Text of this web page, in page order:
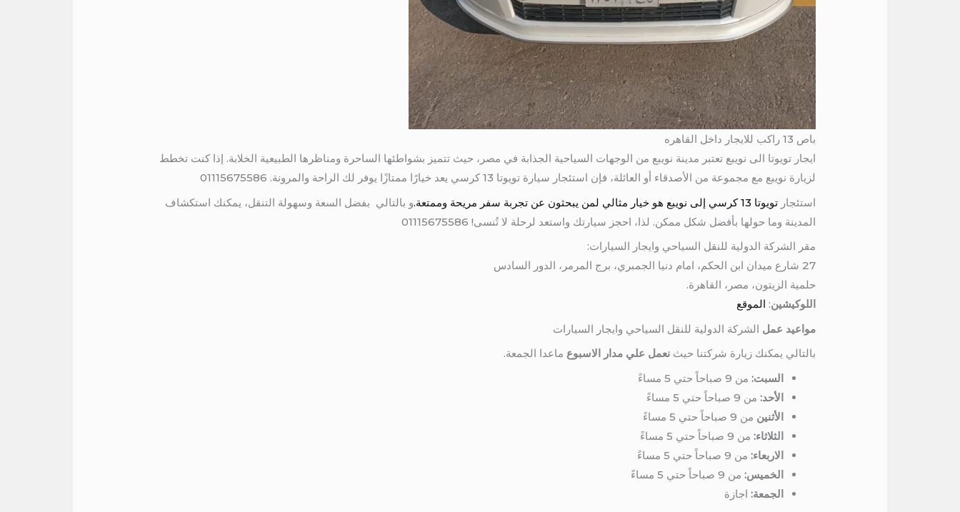
باص 13 راكب للايجار داخل القاهره
ايجار تويوتا الى نويبع تعتبر مدينة نويبع من الوجهات السياحية الجذابة في مصر، حيث تتميز بشواطئها الساحرة ومناظرها الطبيعية الخلابة. إذا كنت تخطط
لزيارة نويبع مع مجموعة من الأصدقاء أو العائلة، فإن استئجار سيارة تويوتا 13 كرسي يعد خيارًا ممتازًا يوفر لك الراحة والمرونة. 01115675586
استئجار تويوتا 13 كرسي إلى نويبع هو خيار مثالي لمن يبحثون عن تجربة سفر مريحة وممتعة.
و بالتالي بفضل السعة وسهولة التنقل، يمكنك استكشاف
المدينة وما حولها بأفضل شكل ممكن. لذا، احجز سيارتك واستعد لرحلة لا تُنسى! 01115675586
مقر الشركة الدولية للنقل السياحي وايجار السيارات:
27 شارع ميدان ابن الحكم، امام دنيا الجمبري، برج المرمر، الدور السادس
حلمية الزيتون، مصر، القاهرة.
اللوكيشين: الموقع
مواعيد عمل الشركة الدولية للنقل السياحي وايجار السيارات
بالتالي يمكنك زيارة شركتنا حيثنعمل علي مدار الاسبوع ماعدا الجمعة.
السبت: من 9 صباحاً حتي 5 مساءً
الأحد: من 9 صباحاً حتي 5 مساءً
الأثنين من 9 صباحاً حتي 5 مساءً
الثلاثاء: من 9 صباحاً حتي 5 مساءً
الاربعاء: من 9 صباحاً حتي 5 مساءً
الخميس: من 9 صباحاً حتي 5 مساءً
الجمعة: اجازة